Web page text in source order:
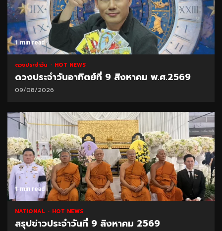
1 min read
ดวงประจำวัน HOT NEWS
ดวงประจำวันอาทิตย์ที่ 9 สิงหาคม พ.ศ.2569
09/08/2026
1 min read
NATIONAL HOT NEWS
สรุปข่าวประจำวันที่ 9 สิงหาคม 2569